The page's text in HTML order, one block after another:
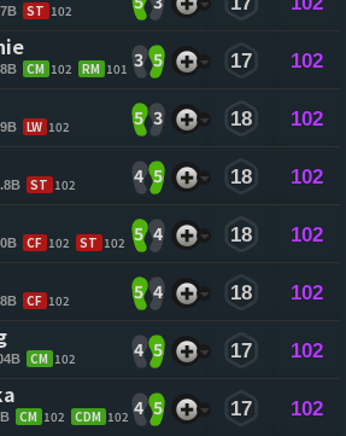
ST 102
CM 102 RM 101 3 5 17 102
LW 102 5 3 18 102
ST 102 4 5 18 102
CF 102 ST 102 5 4 18 102
CF 102 5 4 18 102
CM 102 4 5 17 102
CM 102 CDM 102 4 5 17 102